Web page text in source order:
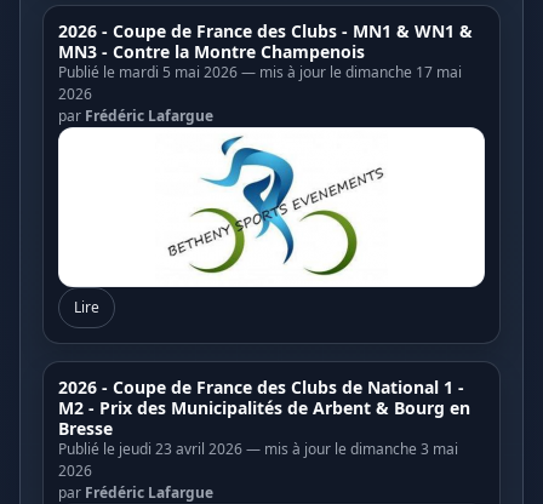
2026 - Coupe de France des Clubs - MN1 & WN1 &
MN3 - Contre la Montre Champenois
Publié le mardi 5 mai 2026 — mis à jour le dimanche 17 mai
2026
par Frédéric Lafargue
Lire
2026 - Coupe de France des Clubs de National 1 -
M2 - Prix des Municipalités de Arbent & Bourg en
Bresse
Publié le jeudi 23 avril 2026 — mis à jour le dimanche 3 mai
2026
par Frédéric Lafargue